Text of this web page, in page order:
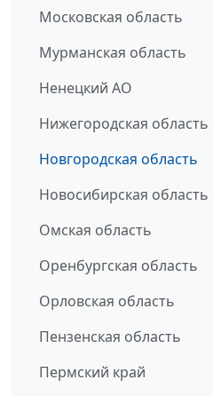
Московская область
Мурманская область
Ненецкий АО
Нижегородская область
Новгородская область
Новосибирская область
Омская область
Оренбургская область
Орловская область
Пензенская область
Пермский край